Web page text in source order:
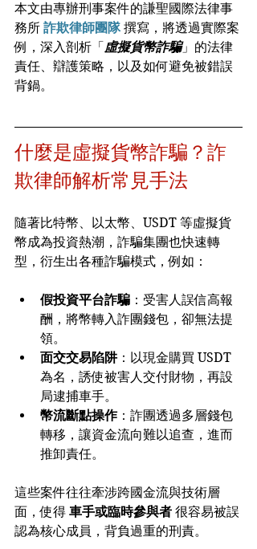
本文由專辦刑事案件的謙聖國際法律事
務所 詐欺律師團隊 撰寫，將透過實際案
例，深入剖析「虛擬貨幣詐騙」的法律
責任、辯護策略，以及如何避免被錯誤
背鍋。
什麼是虛擬貨幣詐騙？詐
欺律師解析常見手法
隨著比特幣、以太幣、USDT 等虛擬貨
幣成為投資熱潮，詐騙集團也快速轉
型，衍生出各種詐騙模式，例如：
假投資平台詐騙 ：受害人誤信高報
酬，將幣轉入詐團錢包，卻無法提
領。
面交交易陷阱：以現金購買 USDT
為名，誘使被害人交付財物，再設
局逮捕車手。
幣流斷點操作：詐團透過多層錢包
轉移，讓資金流向難以追查，進而
推卸責任。
這些案件往往牽涉跨國金流與技術層
面，使得 車手或臨時參與者 很容易被誤
認為核心成員，背負過重的刑責。